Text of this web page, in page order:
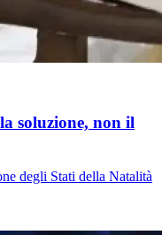
soluzione, non il
degli Stati della Natalità